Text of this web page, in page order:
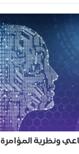
ونظرية المؤامرة